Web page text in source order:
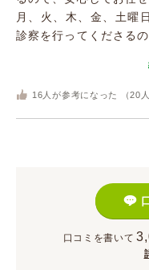
月、火、木、金、土曜
診察を行ってくださる
16 人が参考になった （20
口コミを書いて